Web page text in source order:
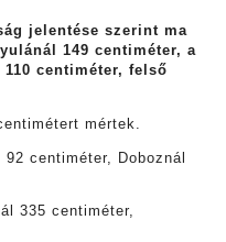
jelentése szerint ma
149 centiméter, a
centiméter, felső
mértek.
centiméter, Doboznál
335 centiméter,